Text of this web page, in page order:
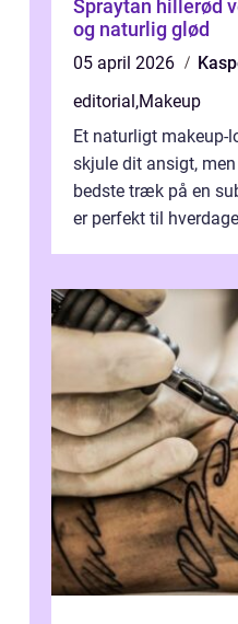
Spraytan hillerød vejledning til en flot
og naturlig glød
05 april 2026
editorial,Makeup
Et naturligt makeup-
skjule dit ansigt,
bedste træk på en
er perfekt til